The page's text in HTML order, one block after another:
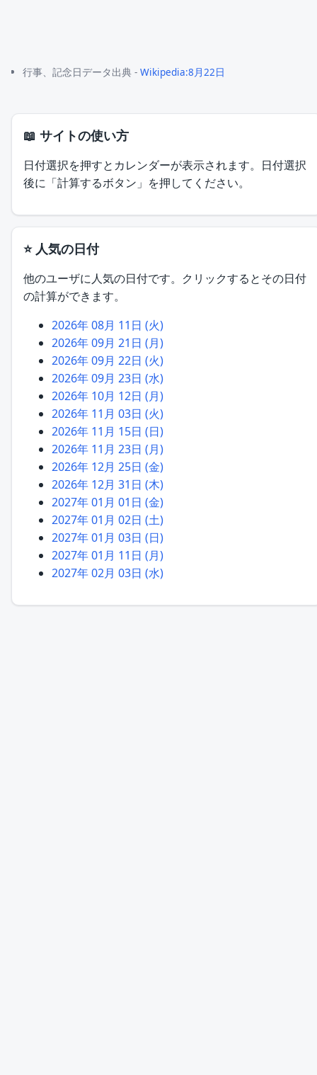
行事、記念日データ出典 -Wikipedia:8月22日
📖 サイトの使い方
日付選択を押すとカレンダーが表示されます。日付選択
後に「計算するボタン」を押してください。
⭐ 人気の日付
他のユーザに人気の日付です。クリックするとその日付
の計算ができます。
2026年 08月 11日 (火)
2026年 09月 21日 (月)
2026年 09月 22日 (火)
2026年 09月 23日 (水)
2026年 10月 12日 (月)
2026年 11月 03日 (火)
2026年 11月 15日 (日)
2026年 11月 23日 (月)
2026年 12月 25日 (金)
2026年 12月 31日 (木)
2027年 01月 01日 (金)
2027年 01月 02日 (土)
2027年 01月 03日 (日)
2027年 01月 11日 (月)
2027年 02月 03日 (水)